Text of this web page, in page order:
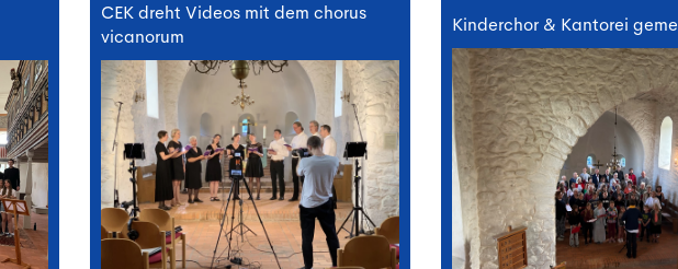
CEK dreht Videos mit dem chorus
vicanorum
Kinderchor & Kantorei